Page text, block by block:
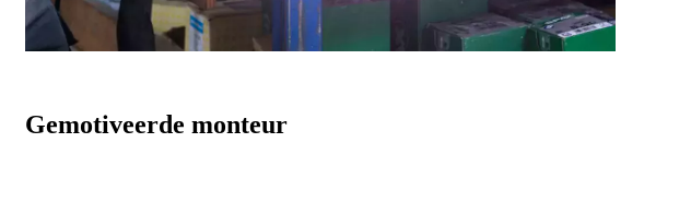
Gemotiveerde monteur